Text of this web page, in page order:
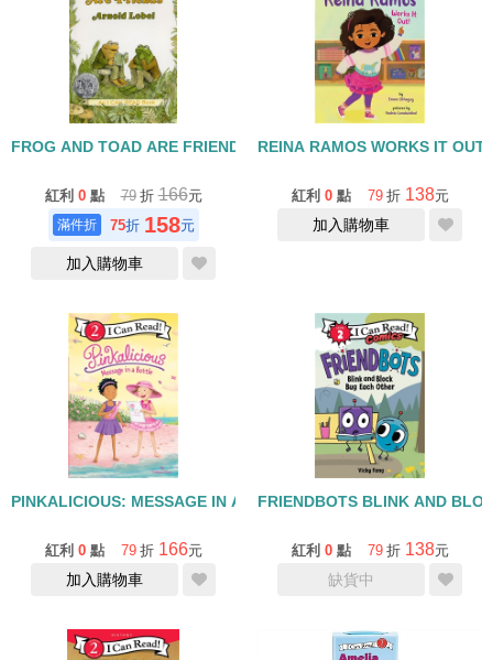
FROG AND TOAD ARE FRIENDS / L2 [汪培珽英文書單]
紅利 0 點 79 折166元
75折 158元
加入購物車
REINA RAMOS WORKS IT
紅利 0 點 79 折 138元
加入購物車
PINKALICIOUS: MESSAGE IN A BOTTLE/I CAN READ/LEVEL 2
紅利 0 點 79 折 166元
加入購物車
FRIENDBOTS BLINK AND
紅利 0 點 79 折 138元
缺貨中